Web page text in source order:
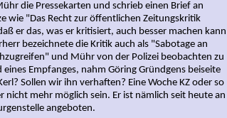
die Pressekarten und schrieb einen Brief an
wie "Das Recht zur öffentlichen Zeitungskritik
er das, was er kritisiert, auch besser machen kann
bezeichnete die Kritik auch als "Sabotage an
und Mühr von der Polizei beobachten zu
Empfanges, nahm Göring Gründgens beiseite
Sollen wir ihn verhaften? Eine Woche KZ oder so
mehr möglich sein. Er ist nämlich seit heute an
angeboten.